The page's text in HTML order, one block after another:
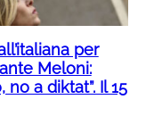
per
Meloni:
no a diktat”. Il 15